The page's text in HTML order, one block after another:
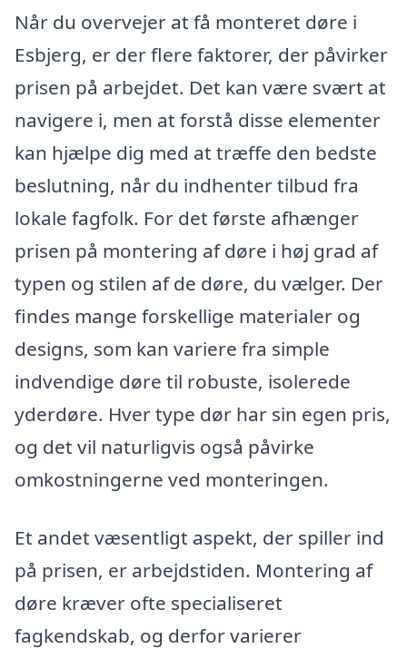
Når du overvejer at få monteret døre i
Esbjerg, er der flere faktorer, der påvirker
prisen på arbejdet. Det kan være svært at
navigere i, men at forstå disse elementer
kan hjælpe dig med at træffe den bedste
beslutning, når du indhenter tilbud fra
lokale fagfolk. For det første afhænger
prisen på montering af døre i høj grad af
typen og stilen af de døre, du vælger. Der
findes mange forskellige materialer og
designs, som kan variere fra simple
indvendige døre til robuste, isolerede
yderdøre. Hver type dør har sin egen pris,
og det vil naturligvis også påvirke
omkostningerne ved monteringen.
Et andet væsentligt aspekt, der spiller ind
på prisen, er arbejdstiden. Montering af
døre kræver ofte specialiseret
fagkendskab, og derfor varierer